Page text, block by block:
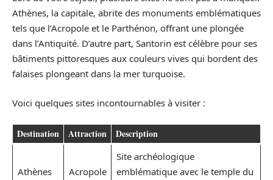
Athènes, la capitale, abrite des monuments emblématiques
tels que l’Acropole et le Parthénon, offrant une plongée
dans l’Antiquité. D’autre part, Santorin est célèbre pour ses
bâtiments pittoresques aux couleurs vives qui bordent des
falaises plongeant dans la mer turquoise.
Voici quelques sites incontournables à visiter :
Destination Attraction Description
Athènes Acropole
Site archéologique
emblématique avec le temple du